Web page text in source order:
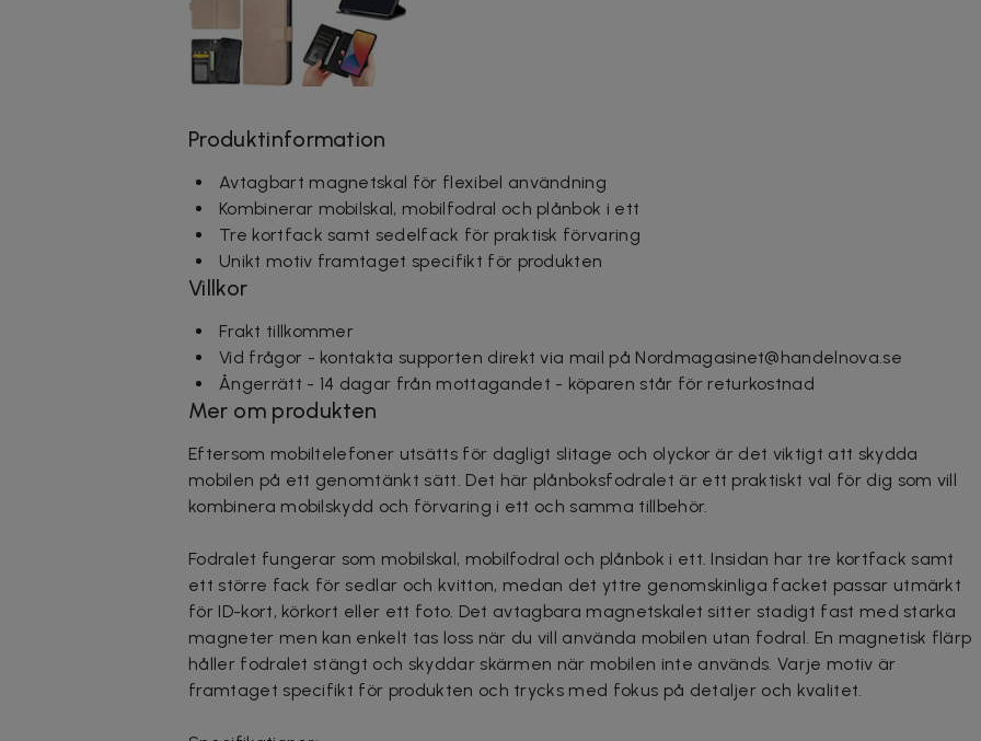
Produktinformation
Avtagbart magnetskal för flexibel användning
Kombinerar mobilskal, mobilfodral och plånbok i ett
Tre kortfack samt sedelfack för praktisk förvaring
Unikt motiv framtaget specifikt för produkten
Villkor
Frakt tillkommer
Vid frågor - kontakta supporten direkt via mail på Nordmagasinet@handelnova.se
Ångerrätt - 14 dagar från mottagandet - köparen står för returkostnad
Mer om produkten
Eftersom mobiltelefoner utsätts för dagligt slitage och olyckor är det viktigt att skydda
mobilen på ett genomtänkt sätt. Det här plånboksfodralet är ett praktiskt val för dig som vill
kombinera mobilskydd och förvaring i ett och samma tillbehör.
Fodralet fungerar som mobilskal, mobilfodral och plånbok i ett. Insidan har tre kortfack samt
ett större fack för sedlar och kvitton, medan det yttre genomskinliga facket passar utmärkt
för ID-kort, körkort eller ett foto. Det avtagbara magnetskalet sitter stadigt fast med starka
magneter men kan enkelt tas loss när du vill använda mobilen utan fodral. En magnetisk flärp
håller fodralet stängt och skyddar skärmen när mobilen inte används. Varje motiv är
framtaget specifikt för produkten och trycks med fokus på detaljer och kvalitet.